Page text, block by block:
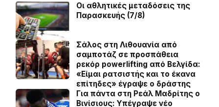
Οι αθλητικές μεταδόσεις της
Παρασκευής (7/8)
Σάλος στη Λιθουανία από
σαμποτάζ σε προσπάθεια
ρεκόρ powerlifting από Βελγίδα:
«Είμαι ρατσιστής και το έκανα
επίτηδες» έγραψε ο δράστης
Για πάντα στη Ρεάλ Μαδρίτης ο
Βινίσιους: Yπέγραψε νέο